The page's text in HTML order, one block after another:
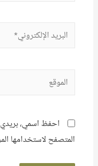
البريد
الموقع
احفظ اسمي، بريدي
المتصفح لاستخدامها